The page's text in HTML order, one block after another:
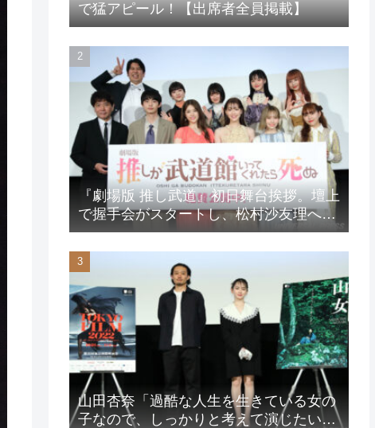
で猛アピール！【出席者全員掲載】
『劇場版 推し武道』初日舞台挨拶。壇上
で握手会がスタートし、松村沙友理への
想いをアピール！？
山田杏奈「過酷な人生を生きている女の
子なので、しっかりと考えて演じたいな